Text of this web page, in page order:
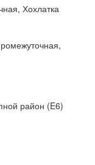
Хохлатка
район (E6)